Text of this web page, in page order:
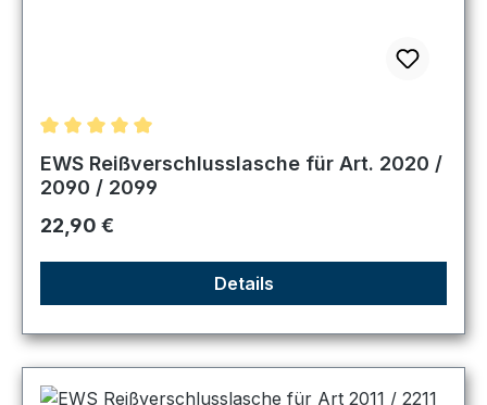
Durchschnittliche Bewertung von 5 von 5 Sternen
EWS Reißverschlusslasche für Art. 2020 /
2090 / 2099
Regulärer Preis:
22,90 €
Details